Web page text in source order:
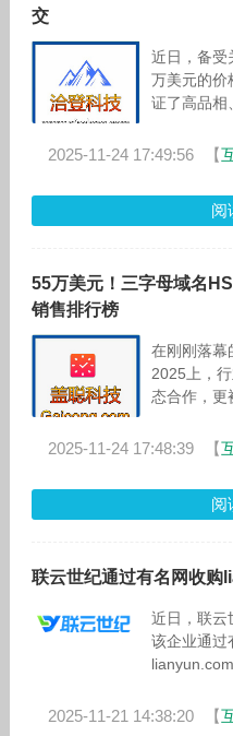
交
近日，备受
万美元的价
证了高品相
值。据业内
2025-11-24 17:49:56 【
阅
55万美元！三字母域名
销售排行榜
在刚刚落幕
2025上，
态合作，更
功售出，成
2025-11-24 17:48:39 【
阅
联云世纪通过有名网收购
近日，联云
该企业通过
及保护动作
2025-11-21 14:38:20 【